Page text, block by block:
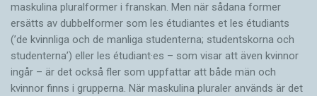
maskulina pluralformer i franskan. Men när sådana ­former
ersätts av dubbel­former som les étudiantes et les étudiants
(’de kvinnliga och de manliga studenterna; studentskorna och
studenterna’) eller les étudiant·es – som visar att även kvinnor
ingår – är det också fler som uppfattar att både män och
kvinnor finns i grupperna. När maskulina pluraler används är det